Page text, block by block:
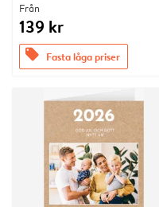
Från
139 kr
offers Fasta låga priser